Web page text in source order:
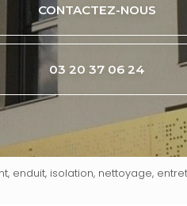
Nicodeme
Olympium
Promogim Lille quartz
Ramery Seclin ITE H1
Résidence senior
Revd'o Valenciennes
CONTACTEZ-NOUS
03 20 37 06 24
enduit, isolation, nettoyage,